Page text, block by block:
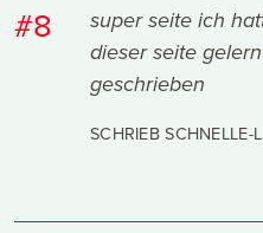
#8
super seite ich
dieser seite
geschrieben
SCHRIEB